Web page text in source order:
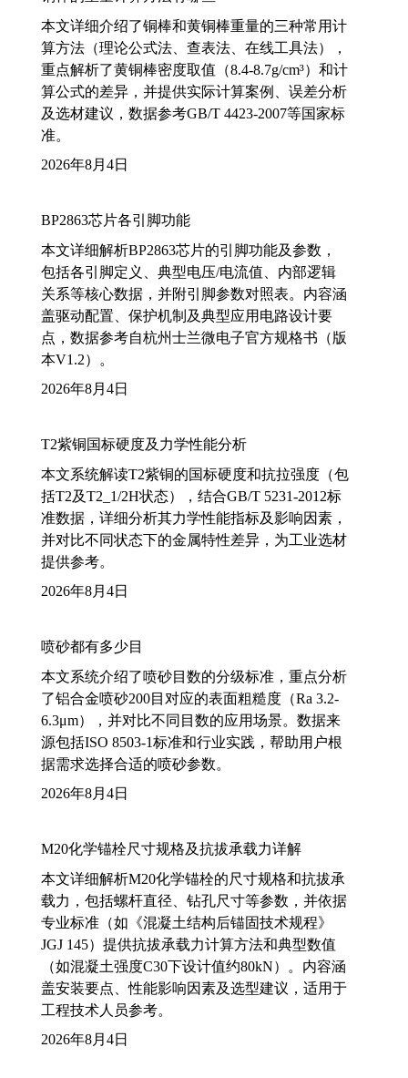
本文详细介绍了铜棒和黄铜棒重量的三种常用计
算方法（理论公式法、查表法、在线工具法），
重点解析了黄铜棒密度取值（8.4-8.7g/cm³）和计
算公式的差异，并提供实际计算案例、误差分析
及选材建议，数据参考GB/T 4423-2007等国家标
准。
2026年8月4日
BP2863芯片各引脚功能
本文详细解析BP2863芯片的引脚功能及参数，
包括各引脚定义、典型电压/电流值、内部逻辑
关系等核心数据，并附引脚参数对照表。内容涵
盖驱动配置、保护机制及典型应用电路设计要
点，数据参考自杭州士兰微电子官方规格书（版
本V1.2）。
2026年8月4日
T2紫铜国标硬度及力学性能分析
本文系统解读T2紫铜的国标硬度和抗拉强度（包
括T2及T2_1/2H状态），结合GB/T 5231-2012标
准数据，详细分析其力学性能指标及影响因素，
并对比不同状态下的金属特性差异，为工业选材
提供参考。
2026年8月4日
喷砂都有多少目
本文系统介绍了喷砂目数的分级标准，重点分析
了铝合金喷砂200目对应的表面粗糙度（Ra 3.2-
6.3μm），并对比不同目数的应用场景。数据来
源包括ISO 8503-1标准和行业实践，帮助用户根
据需求选择合适的喷砂参数。
2026年8月4日
M20化学锚栓尺寸规格及抗拔承载力详解
本文详细解析M20化学锚栓的尺寸规格和抗拔承
载力，包括螺杆直径、钻孔尺寸等参数，并依据
专业标准（如《混凝土结构后锚固技术规程》
JGJ 145）提供抗拔承载力计算方法和典型数值
（如混凝土强度C30下设计值约80kN）。内容涵
盖安装要点、性能影响因素及选型建议，适用于
工程技术人员参考。
2026年8月4日